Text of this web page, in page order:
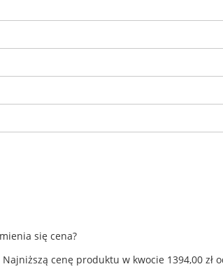
się cena?
Najniższą cenę produktu w kwocie 1394,00 zł